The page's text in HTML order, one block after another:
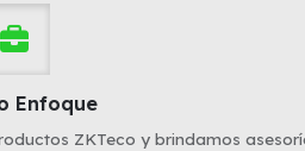
Enfoque
ZKTeco y brindamos